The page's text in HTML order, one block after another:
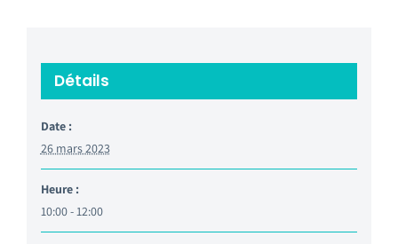
Détails
Date :
26 mars 2023
Heure :
10:00 - 12:00